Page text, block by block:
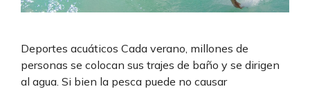
Deportes acuáticos Cada verano, millones de
personas se colocan sus trajes de baño y se dirigen
al agua. Si bien la pesca puede no causar